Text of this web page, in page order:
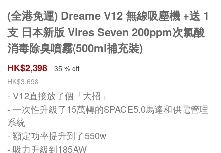
(全港免運) Dreame V12 無線吸塵機 +送 1
支 日本新版 Vires Seven 200ppm次氯酸
消毒除臭噴霧(500ml補充裝)
HK$2,398
35 % off
HK$3,698
- V12直接放了個「大招」
- 一次性升級了15萬轉的SPACE5.0馬達和供電管理
系統
- 額定功率提升到了550w
- 吸力升級到185AW